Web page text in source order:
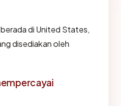
berada di United States,
disediakan oleh